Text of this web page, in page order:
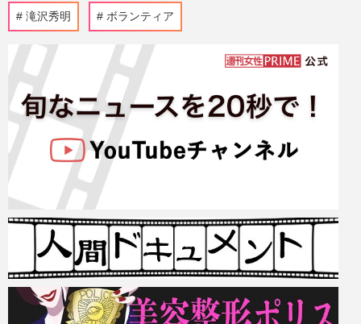
滝沢秀明 ボランティア